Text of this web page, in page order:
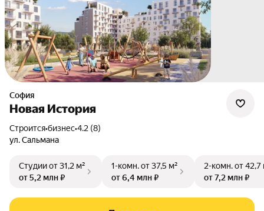
София
Новая История
Строится•бизнес•4.2 (8)
ул. Сальмана
Студииот 31,2 м²
от 5,2 млн ₽
1-комн.от 37,5 м²
от 6,4 млн ₽
2-комн.от 42,7
от 7,2 млн ₽